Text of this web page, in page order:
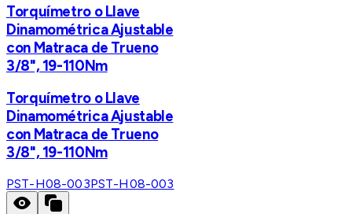
Torquímetro o Llave
Dinamométrica Ajustable
con Matraca de Trueno
3/8", 19-110Nm
Torquímetro o Llave
Dinamométrica Ajustable
con Matraca de Trueno
3/8", 19-110Nm
PST-H08-003PST-H08-003